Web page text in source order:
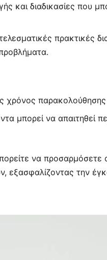
και διαδικασίες που
πρακτικές
χρόνος
μπορεί να
να προσαρμόσετε
την